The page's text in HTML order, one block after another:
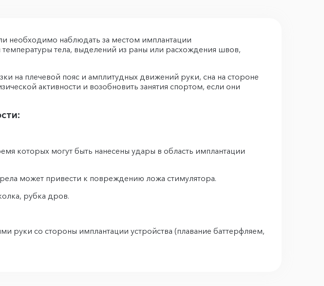
необходимо наблюдать за местом имплантации
тела, выделений из раны или расхождения швов,
на плечевой пояс и амплитудных движений руки, сна на стороне
активности и возобновить занятия спортом, если они
которых могут быть нанесены удары в область имплантации
может привести к повреждению ложа стимулятора.
рубка дров.
руки со стороны имплантации устройства (плавание баттерфляем,